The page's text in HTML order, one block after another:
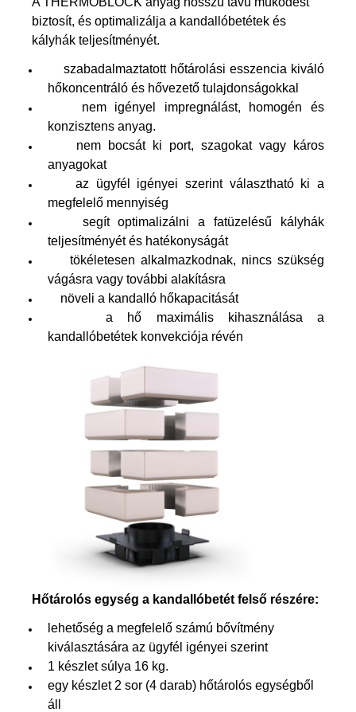
biztosít, és optimalizálja a kandallóbetétek és
kályhák teljesítményét.
szabadalmaztatott hőtárolási esszencia kiváló
hőkoncentráló és hővezető tulajdonságokkal
nem igényel impregnálást, homogén és
konzisztens anyag.
nem bocsát ki port, szagokat vagy káros
anyagokat
az ügyfél igényei szerint választható ki a
megfelelő mennyiség
segít optimalizálni a fatüzelésű kályhák
teljesítményét és hatékonyságát
tökéletesen alkalmazkodnak, nincs szükség
vágásra vagy további alakításra
növeli a kandalló hőkapacitását
a hő maximális kihasználása a
kandallóbetétek konvekciója révén
Hőtárolós egység a kandallóbetét felső részére:
lehetőség a megfelelő számú bővítmény
kiválasztására az ügyfél igényei szerint
1 készlet súlya 16 kg.
egy készlet 2 sor (4 darab) hőtárolós egységből
áll